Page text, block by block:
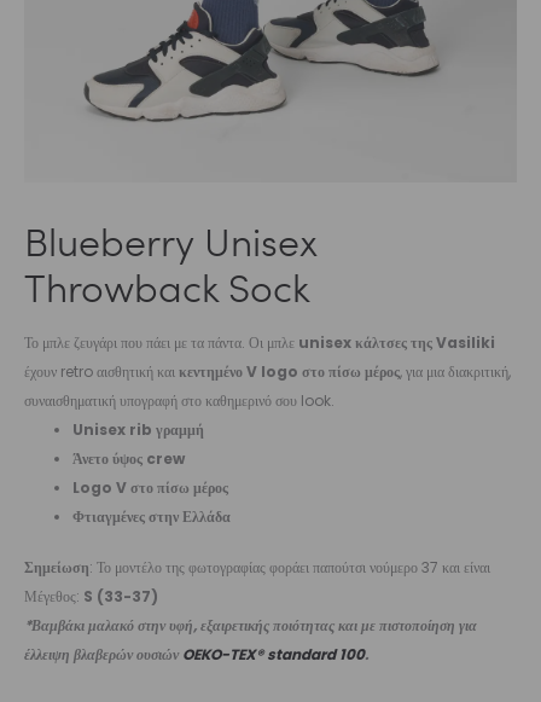
Blueberry Unisex
Throwback Sock
Το μπλε ζευγάρι που πάει με τα πάντα. Οι μπλε unisex κάλτσες της Vasiliki
έχουν retro αισθητική καικεντημένο V logo στο πίσω μέρος, για μια διακριτική,
συναισθηματική υπογραφή στο καθημερινό σου look.
Unisex rib γραμμή
Άνετο ύψος crew
Logo V στο πίσω μέρος
Φτιαγμένες στην Ελλάδα
Σημείωση: Το μοντέλο της φωτογραφίας φοράει παπούτσι νούμερο 37 και είναι
Μέγεθος: S (33-37)
*Βαμβάκι μαλακό στην υφή, εξαιρετικής ποιότητας και με πιστοποίηση για
έλλειψη βλαβερών ουσιών OEKO-TEX® standard 100.